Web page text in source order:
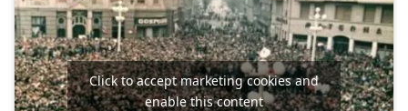
Click to accept marketing cookies and
enable this content